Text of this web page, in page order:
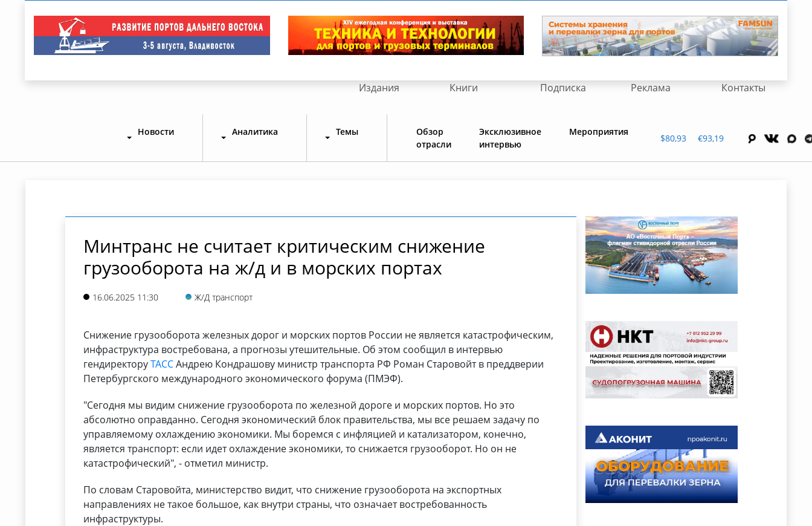
Издания Книги Подписка Реклама Контакты
Новости Аналитика Темы
Обзор
отрасли
Эксклюзивное
интервью
Мероприятия
$80,93 €93,19
Минтранс не считает критическим снижение
грузооборота на ж/д и в морских портах
16.06.2025 11:30 Ж/Д транспорт
Снижение грузооборота железных дорог и морских портов России не является катастрофическим,
инфраструктура востребована, а прогнозы утешительные. Об этом сообщил в интервью
гендиректоруТАССАндрею Кондрашову министр транспорта РФ Роман Старовойт в преддверии
Петербургского международного экономического форума (ПМЭФ).
"Сегодня мы видим снижение грузооборота по железной дороге и морских портов. Но это
абсолютно оправданно. Сегодня экономический блок правительства, мы все решаем задачу по
управляемому охлаждению экономики. Мы боремся с инфляцией и катализатором, конечно,
является транспорт: если идет охлаждение экономики, то снижается грузооборот. Но он не
катастрофический", - отметил министр.
По словам Старовойта, министерство видит, что снижение грузооборота на экспортных
направлениях не такое большое, как внутри страны, что означает востребованность
инфраструктуры.